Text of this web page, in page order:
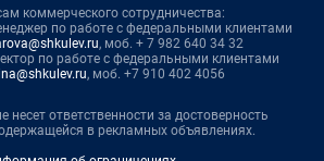
коммерческого сотрудничества:
по работе с федеральными клиентами
, моб. + 7 982 640 34 32
по работе с федеральными клиентами
, моб. +7 910 402 4056
несет ответственности за достоверность
в рекламных объявлениях.